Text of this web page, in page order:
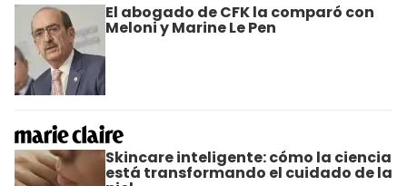
El abogado de CFK la comparó con
Meloni y Marine Le Pen
Skincare inteligente: cómo la ciencia
está transformando el cuidado de la